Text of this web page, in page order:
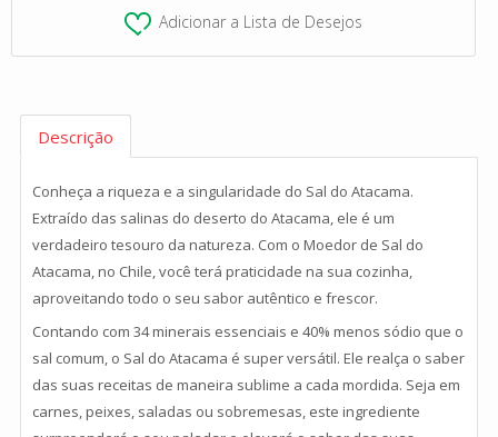
Adicionar a Lista de Desejos
Descrição
Conheça a riqueza e a singularidade do Sal do Atacama.
Extraído das salinas do deserto do Atacama, ele é um
verdadeiro tesouro da natureza. Com o Moedor de Sal do
Atacama, no Chile, você terá praticidade na sua cozinha,
aproveitando todo o seu sabor autêntico e frescor.
Contando com 34 minerais essenciais e 40% menos sódio que o
sal comum, o Sal do Atacama é super versátil. Ele realça o saber
das suas receitas de maneira sublime a cada mordida. Seja em
carnes, peixes, saladas ou sobremesas, este ingrediente